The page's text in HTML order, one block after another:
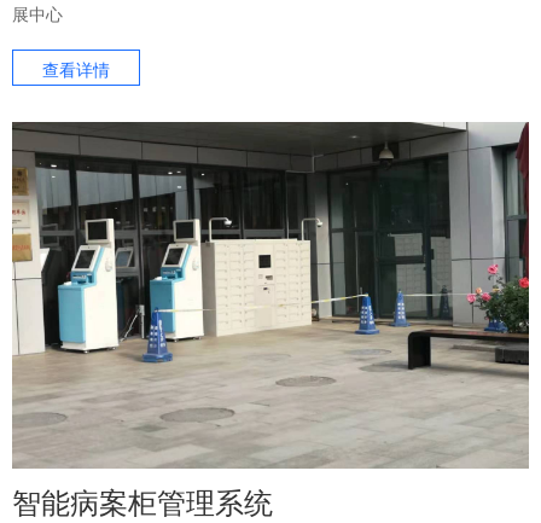
展中心
查看详情
智能病案柜管理系统